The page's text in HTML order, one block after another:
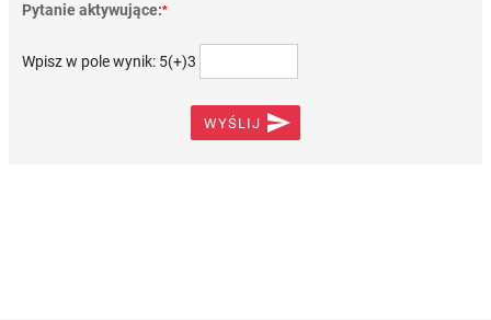
Pytanie aktywujące:*
Wpisz w pole wynik: 5(+)3
WYŚLIJ 